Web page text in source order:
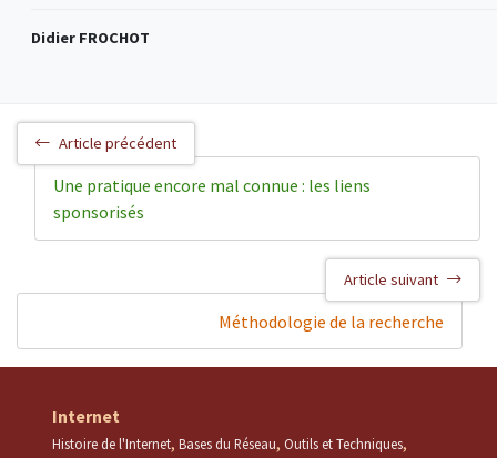
Didier FROCHOT
Article précédent
Une pratique encore mal connue : les liens
sponsorisés
Article suivant
Méthodologie de la recherche
Internet
Histoire de l'Internet Bases du Réseau Outils et Techniques